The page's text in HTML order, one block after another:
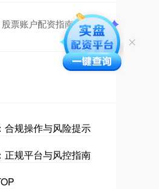
票账户配资指南：如何
合规操作与风险提示
正规平台与风控指南